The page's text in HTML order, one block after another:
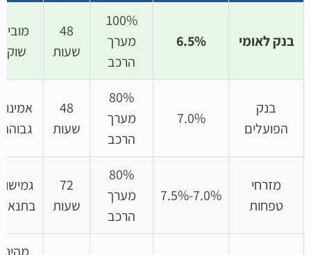
בנק לאומי 6.5%
100%
מערך
הרכב
48
שעות
מוביל
שוק
בנק
הפועלים
7.0%
80%
מערך
הרכב
48
שעות
גבוהה
מזרחי
טפחות
7.0%-7.5%
80%
מערך
הרכב
72
שעות